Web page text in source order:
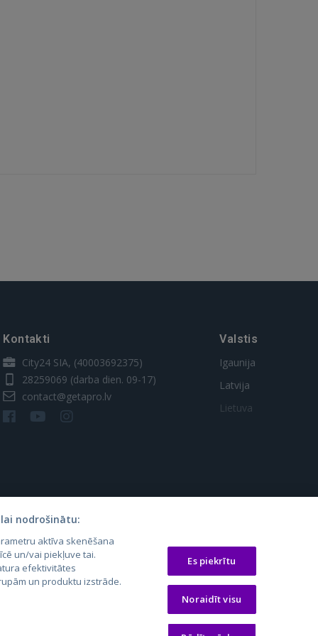
Kontakti
City24 SIA, (40003692375)
28259069 (darba dien. 09-17)
contact@getapro.lv
Valstis
Igaunija
Latvija
Lietuva
auto24.ee
KV.ee
Osta.ee
KuldneBörs.ee
nodrošinātu:
aktīva skenēšana
un/vai piekļuve tai.
efektivitātes
un produktu izstrāde.
Es piekrītu
Noraidīt visu